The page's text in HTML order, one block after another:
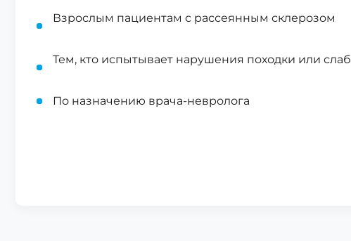
Взрослым пациентам с рассеянным склерозом
Тем, кто испытывает нарушения походки или
По назначению врача-невролога